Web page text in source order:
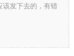
该发下去的，有错